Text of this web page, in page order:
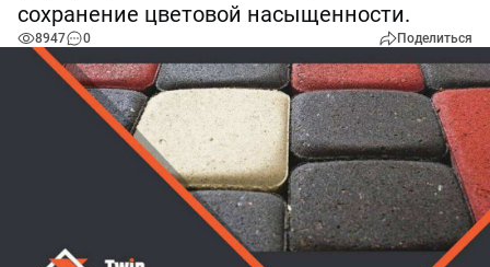
сохранение цветовой насыщенности.
8947 0 Поделиться